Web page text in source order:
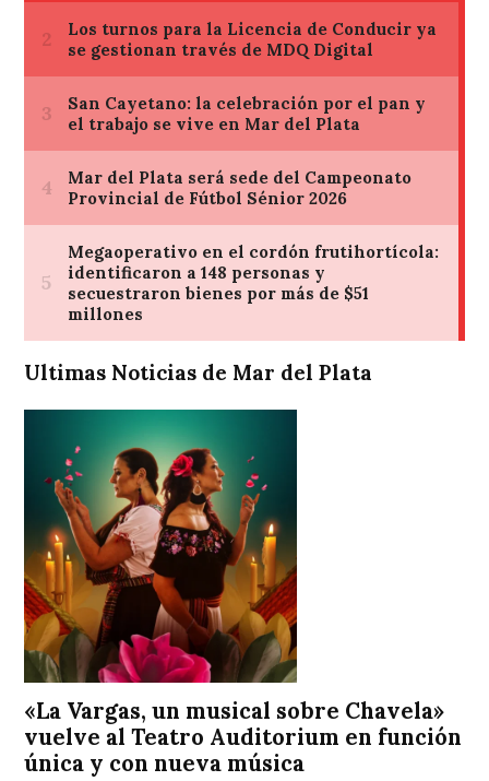
Ultimas Noticias de Mar del Plata
«La Vargas, un musical sobre Chavela»
vuelve al Teatro Auditorium en función
única y con nueva música